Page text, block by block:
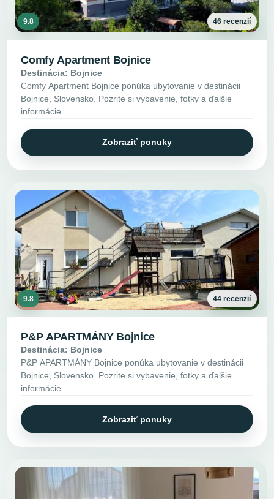
9.8 46 recenzií
Comfy Apartment Bojnice
Destinácia: Bojnice
Comfy Apartment Bojnice ponúka ubytovanie v destinácii
Bojnice, Slovensko. Pozrite si vybavenie, fotky a ďalšie
informácie.
Zobraziť ponuky
9.8 44 recenzií
P&P APARTMÁNY Bojnice
Destinácia: Bojnice
P&P APARTMÁNY Bojnice ponúka ubytovanie v destinácii
Bojnice, Slovensko. Pozrite si vybavenie, fotky a ďalšie
informácie.
Zobraziť ponuky